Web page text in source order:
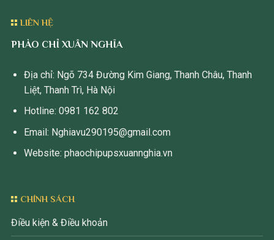
LIÊN HỆ
PHÀO CHỈ XUÂN NGHĨA
Địa chỉ: Ngõ 734 Đường Kim Giang, Thanh Châu, Thanh
Liệt, Thanh Trì, Hà Nội
Hotline: 0981 162 802
Email: Nghiavu290195@gmail.com
Website: phaochipupsxuannghia.vn
CHÍNH SÁCH
Điều kiện & Điều khoản